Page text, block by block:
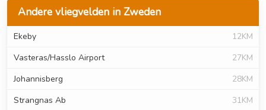
Andere vliegvelden in Zweden
Ekeby
12KM
Vasteras/Hasslo Airport
27KM
Johannisberg
28KM
Strangnas Ab
31KM